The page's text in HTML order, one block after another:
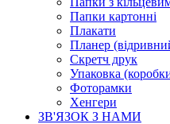
Папки картонні
Плакати
Планер
Скретч друк
Упаковка
Фоторамки
Хенгери
ЗВ'ЯЗОК З НАМИ